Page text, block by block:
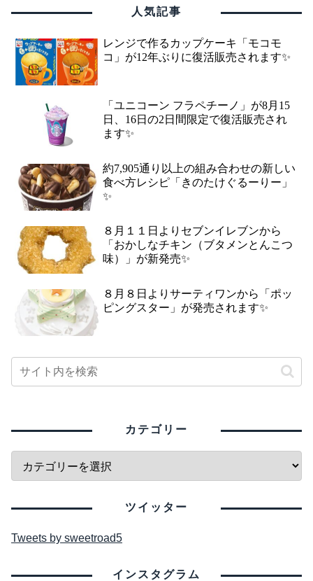
人気記事
レンジで作るカップケーキ「モコモ
コ」が12年ぶりに復活販売されます✨
「ユニコーン フラペチーノ」が8月15
日、16日の2日間限定で復活販売され
ます✨
約7,905通り以上の組み合わせの新しい
食べ方レシピ「きのたけぐるーりー」
✨
８月１１日よりセブンイレブンから
「おかしなチキン（ブタメンとんこつ
味）」が新発売✨
８月８日よりサーティワンから「ポッ
ピングスター」が発売されます✨
カテゴリー
ツイッター
Tweets by sweetroad5
インスタグラム